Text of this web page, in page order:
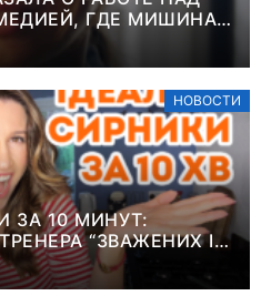
ГДЕ МИШИНА В
НОВОСТИ
ЗА 10 МИНУТ:
“ЗВАЖЕНИХ І